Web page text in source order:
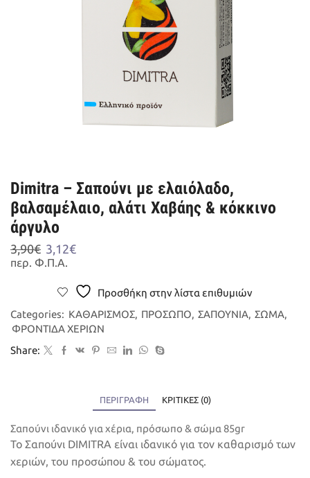
Dimitra – Σαπούνι με ελαιόλαδο,
βαλσαμέλαιο, αλάτι Χαβάης & κόκκινο
άργυλο
3,90€ Original
price
3,90€.
3,12€Η
είναι:
περ. Φ.Π.Α.
Προσθήκη στην λίστα επιθυμιών
Categories: ΚΑΘΑΡΙΣΜΟΣ, ΠΡΟΣΩΠΟ, ΣΑΠΟΥΝΙΑ, ΣΩΜΑ,
ΦΡΟΝΤΙΔΑ ΧΕΡΙΩΝ
Share:
ΠΕΡΙΓΡΑΦΉ ΚΡΙΤΙΚΈΣ (0)
Σαπούνι ιδανικό για χέρια, πρόσωπο & σώμα 85gr
Το Σαπούνι DIMITRA είναι ιδανικό για τον καθαρισμό των
χεριών, του προσώπου & του σώματος.